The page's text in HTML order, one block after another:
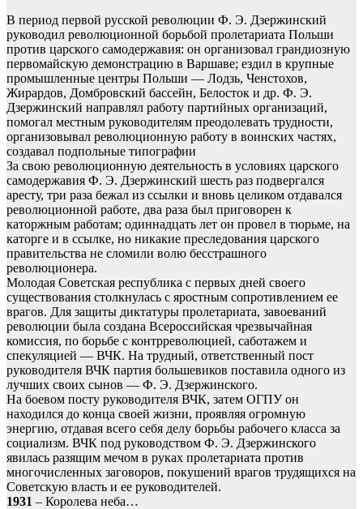
В период первой русской революции Ф. Э. Дзержинский
руководил революционной борьбой пролетариата Польши
против царского самодержавия: он организовал грандиозную
первомайскую демонстрацию в Варшаве; ездил в крупные
промышленные центры Польши — Лодзь, Ченстохов,
Жирардов, Домбровский бассейн, Белосток и др. Ф. Э.
Дзержинский направлял работу партийных организаций,
помогал местным руководителям преодолевать трудности,
организовывал революционную работу в воинских частях,
создавал подпольные типографии
За свою революционную деятельность в условиях царского
самодержавия Ф. Э. Дзержинский шесть раз подвергался
аресту, три раза бежал из ссылки и вновь целиком отдавался
революционной работе, два раза был приговорен к
каторжным работам; одиннадцать лет он провел в тюрьме, на
каторге и в ссылке, но никакие преследования царского
правительства не сломили волю бесстрашного
революционера.
Молодая Советская республика с первых дней своего
существования столкнулась с яростным сопротивлением ее
врагов. Для защиты диктатуры пролетариата, завоеваний
революции была создана Всероссийская чрезвычайная
комиссия, по борьбе с контрреволюцией, саботажем и
спекуляцией — ВЧК. На трудный, ответственный пост
руководителя ВЧК партия большевиков поставила одного из
лучших своих сынов — Ф. Э. Дзержинского.
На боевом посту руководителя ВЧК, затем ОГПУ он
находился до конца своей жизни, проявляя огромную
энергию, отдавая всего себя делу борьбы рабочего класса за
социализм. ВЧК под руководством Ф. Э. Дзержинского
явилась разящим мечом в руках пролетариата против
многочисленных заговоров, покушений врагов трудящихся на
Советскую власть и ее руководителей.
1931 – Королева неба…